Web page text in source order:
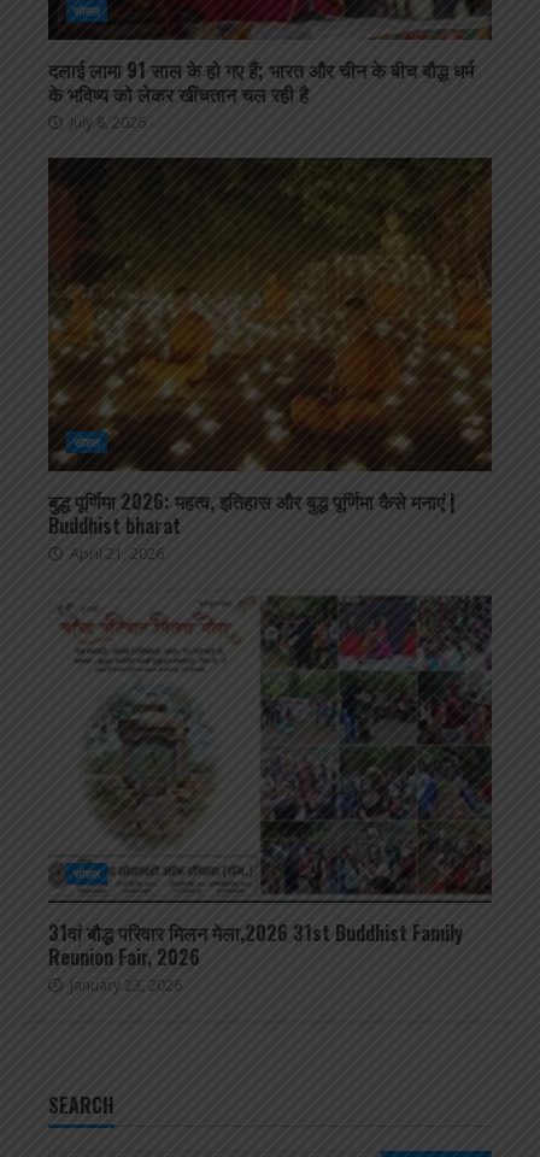
सोशल
दलाई लामा 91 साल के हो गए हैं; भारत और चीन के बीच बौद्ध धर्म
के भविष्य को लेकर खींचतान चल रही है
July 8, 2026
सोशल
बुद्ध पूर्णिमा 2026: महत्व, इतिहास और बुद्ध पूर्णिमा कैसे मनाएं |
Buddhist bharat
April 21, 2026
सोशल
31वां बौद्ध परिवार मिलन मेला,2026 31st Buddhist Family
Reunion Fair, 2026
January 23, 2026
SEARCH